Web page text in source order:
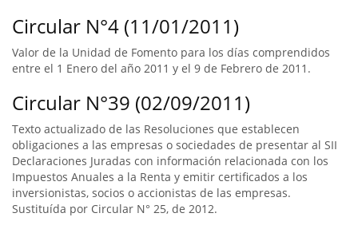
Circular N°4 (11/01/2011)
Valor de la Unidad de Fomento para los días comprendidos
entre el 1 Enero del año 2011 y el 9 de Febrero de 2011.
Circular N°39 (02/09/2011)
Texto actualizado de las Resoluciones que establecen
obligaciones a las empresas o sociedades de presentar al SII
Declaraciones Juradas con información relacionada con los
Impuestos Anuales a la Renta y emitir certificados a los
inversionistas, socios o accionistas de las empresas.
Sustituída por Circular N° 25, de 2012.